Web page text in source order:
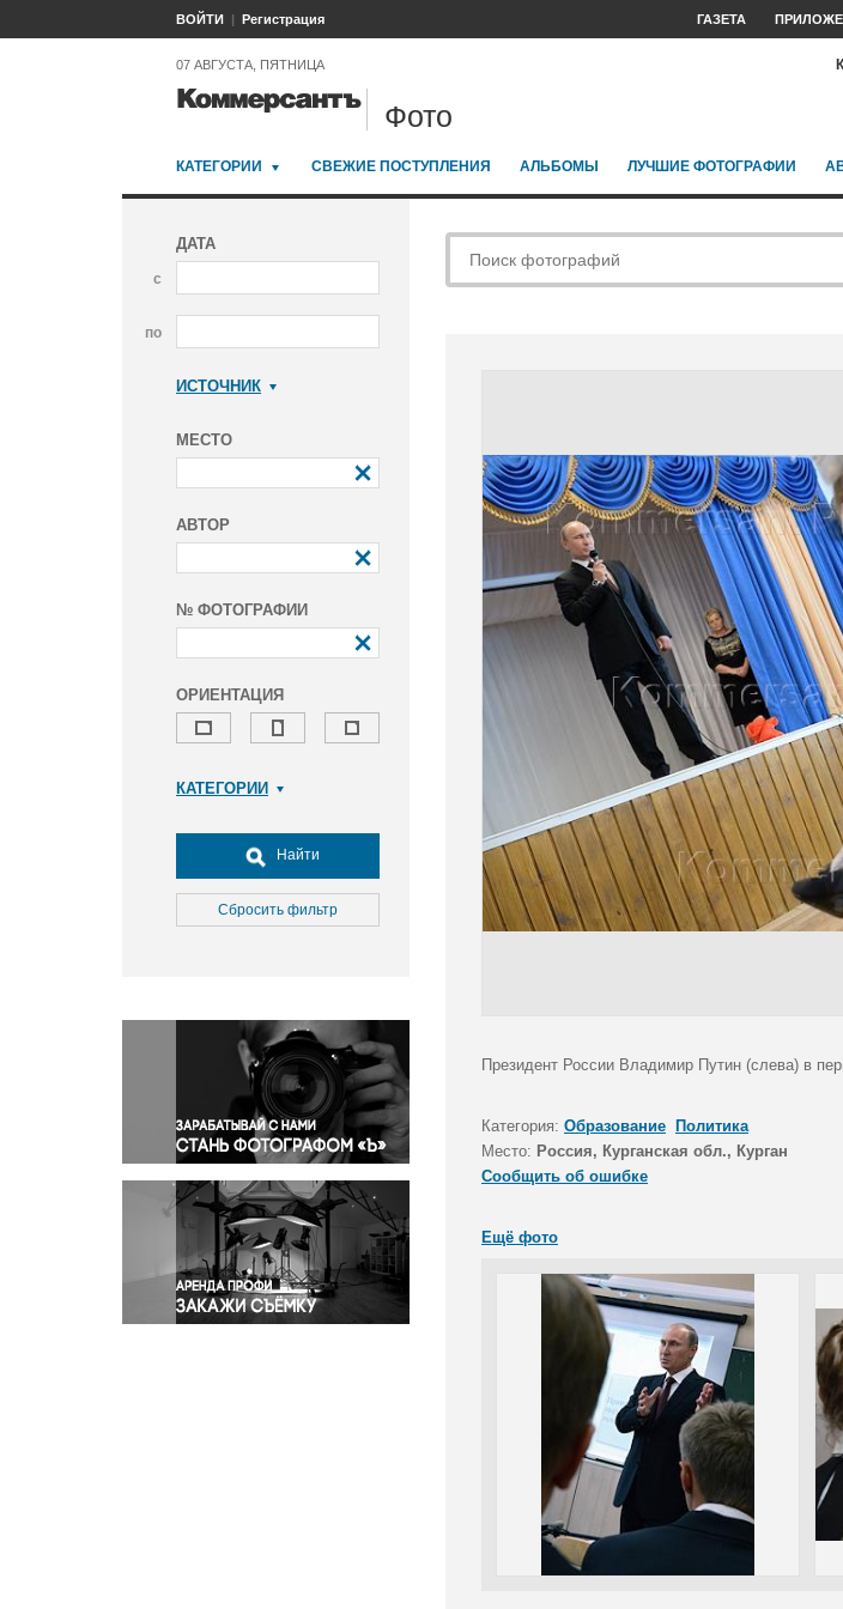
ВОЙТИ Регистрация ГАЗЕТА
07 АВГУСТА, ПЯТНИЦА
Фото
КАТЕГОРИИ СВЕЖИЕ ПОСТУПЛЕНИЯ АЛЬБОМЫ ЛУЧШИЕ ФОТОГРАФИИ
ДАТА
с
по
ИСТОЧНИК
МЕСТО
АВТОР
№ ФОТОГРАФИИ
ОРИЕНТАЦИЯ
КАТЕГОРИИ
Досуг, туризм и отдых
Культура
Медицина
Окружающая среда
Политика
Правосудие
Происшествия и конфликты
Религия
Светская жизнь
Спорт
Экология
Экономика и бизнес
Найти
Сбросить фильтр
Президент России Владимир Путин (слева) в
Категория: Образование Политика
Место: Россия, Курганская обл., Курган
Сообщить об ошибке
Ещё фото